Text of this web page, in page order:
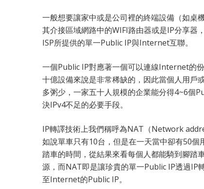
一般想要讓家中或是公司裡的終端設備（如
其介接區域網路中的WIFI路由器或是IP分享器
ISP所提供的單一Public IP與Internet互聯。
一個Public IP對應著一個可以連線Internet的
十億設備來說是非常稀缺的，因此當個人用
多粥少，一家五十人規模的企業能分得4~6個
決IPv4不足的必要手段。
IP轉譯技術上我們稱呼為NAT（Network
如說單車只有10台，但是在一天當中卻有50
踏車的時間，從結果來看每個人都能騎到腳踏
源，而NAT即是讓珍貴的單一Public IP透過IP
至Internet的Public IP。